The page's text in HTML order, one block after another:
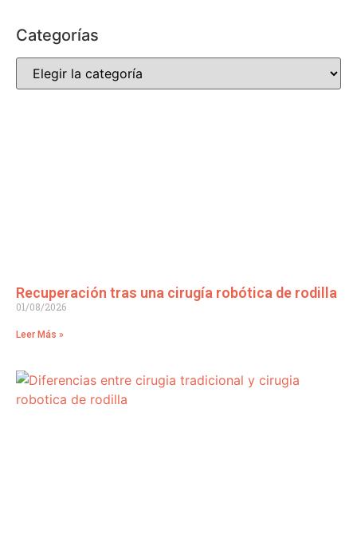
Categorías
Recuperación tras una cirugía robótica de rodilla
01/08/2026
Leer Más »